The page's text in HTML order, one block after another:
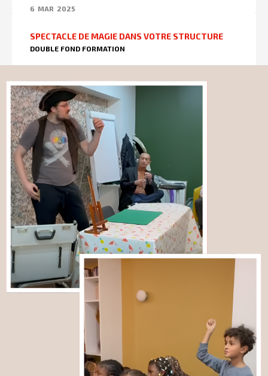
6 MAR 2025
SPECTACLE DE MAGIE DANS VOTRE STRUCTURE
DOUBLE FOND FORMATION